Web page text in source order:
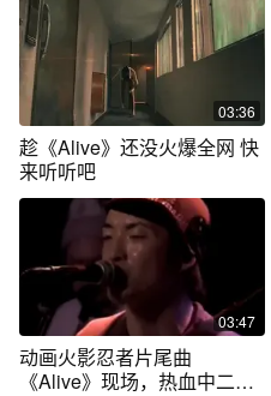
03:36
趁《Alive》还没火爆全网 快
来听听吧
03:47
动画火影忍者片尾曲
《Alive》现场，热血中二的